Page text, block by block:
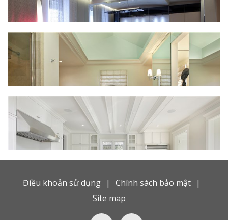
Điều khoản sử dụng
Chính sách bảo mật
Site map